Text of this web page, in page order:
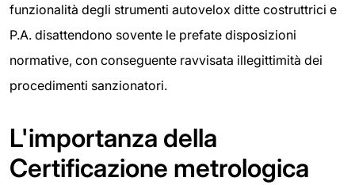
funzionalità degli strumenti autovelox ditte costruttrici e
P.A. disattendono sovente le prefate disposizioni
normative, con conseguente ravvisata illegittimità dei
procedimenti sanzionatori.
L'importanza della
Certificazione metrologica